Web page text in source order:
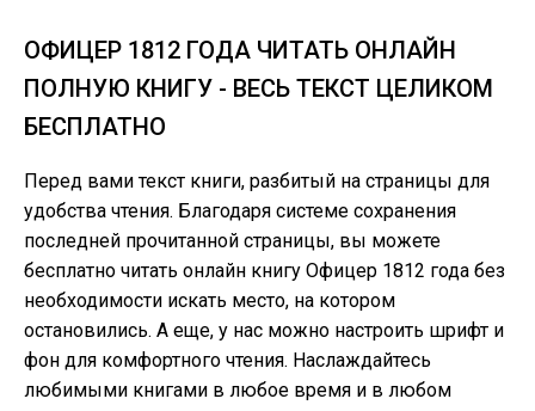
ОФИЦЕР 1812 ГОДА ЧИТАТЬ ОНЛАЙН
ПОЛНУЮ КНИГУ - ВЕСЬ ТЕКСТ ЦЕЛИКОМ
БЕСПЛАТНО
Перед вами текст книги, разбитый на страницы для
удобства чтения. Благодаря системе сохранения
последней прочитанной страницы, вы можете
бесплатно читать онлайн книгу Офицер 1812 года без
необходимости искать место, на котором
остановились. А еще, у нас можно настроить шрифт и
фон для комфортного чтения. Наслаждайтесь
любимыми книгами в любое время и в любом